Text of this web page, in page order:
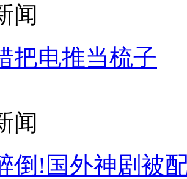
打老人 痛下狠手拳打脚踢
全 医生回应
权政治霸凌主义
闻
把电推当梳子
闻
倒!国外神剧被